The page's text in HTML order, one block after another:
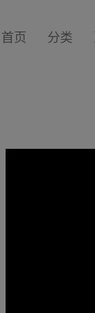
首页 分类